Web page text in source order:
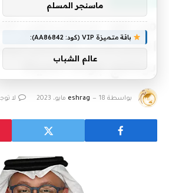
من هو: عبدالرحمن
الشراكات
برنامج جودة الحياة
بواسطة eshrag 18 مايو، 2023 لا
ماسنجر المسلم
باقة متميزة VIP (كود: AA86842):
عالم الشباب